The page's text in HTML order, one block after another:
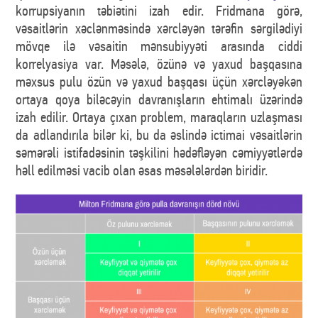
korrupsiyanın təbiətini izah edir. Fridmana görə,
vəsaitlərin xəclənməsində xərcləyən tərəfin sərgilədiyi
mövqe ilə vəsaitin mənsubiyyəti arasında ciddi
korrelyasiya var. Məsələ, özünə və yaxud başqasına
məxsus pulu özün və yaxud başqası üçün xərcləyəkən
ortaya qoya biləcəyin davranışların ehtimalı üzərində
izah edilir. Ortaya çıxan problem, maraqların uzlaşması
da adlandırıla bilər ki, bu da əslində ictimai vəsaitlərin
səmərəli istifadəsinin təşkilini hədəfləyən cəmiyyətlərdə
həll edilməsi vacib olan əsas məsələlərdən biridir.